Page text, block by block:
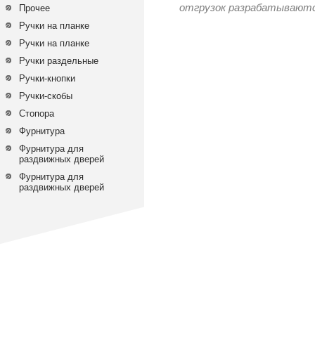
Прочее
Ручки на планке
Ручки на планке
Ручки раздельные
Ручки-кнопки
Ручки-скобы
Стопора
Фурнитура
Фурнитура для
раздвижных дверей
Фурнитура для
раздвижных дверей
отгрузок